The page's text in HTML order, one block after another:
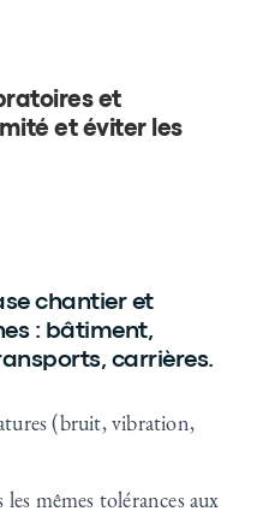
et
et éviter les
chantier et
: bâtiment,
carrières.
(bruit, vibration,
mêmes tolérances aux